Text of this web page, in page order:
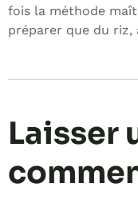
fois la méthode
préparer que du riz,
Laisser